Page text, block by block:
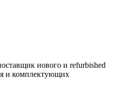
нового и refurbished
и комплектующих